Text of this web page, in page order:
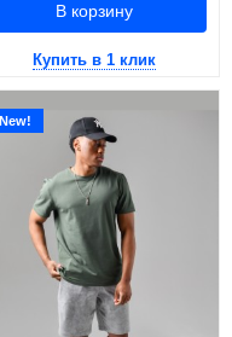
В корзину
Купить в 1 клик
New!